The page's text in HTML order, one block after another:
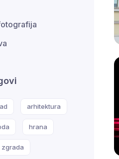
arhitektura
hrana
zgrada